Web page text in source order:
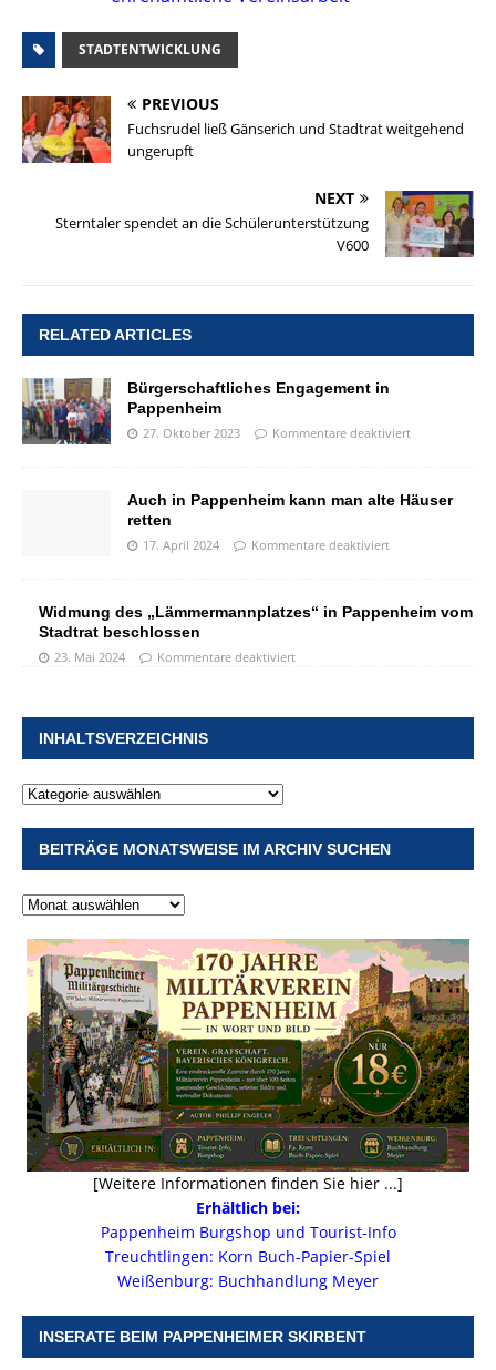
STADTENTWICKLUNG
PREVIOUS
Fuchsrudel ließ Gänserich und Stadtrat weitgehend
ungerupft
NEXT
Sterntaler spendet an die Schülerunterstützung
V600
RELATED ARTICLES
Bürgerschaftliches Engagement in
Pappenheim
27. Oktober 2023 Kommentare deaktiviert
Auch in Pappenheim kann man alte Häuser
retten
17. April 2024 Kommentare deaktiviert
Widmung des „Lämmermannplatzes“ in Pappenheim vom
Stadtrat beschlossen
23. Mai 2024 Kommentare deaktiviert
INHALTSVERZEICHNIS
BEITRÄGE MONATSWEISE IM ARCHIV SUCHEN
[Weitere Informationen finden Sie hier ...]
Erhältlich bei:
Pappenheim Burgshop und Tourist-Info
Treuchtlingen: Korn Buch-Papier-Spiel
Weißenburg: Buchhandlung Meyer
INSERATE BEIM PAPPENHEIMER SKIRBENT